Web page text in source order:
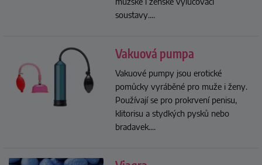
soustavy....
Vakuová pumpa
Vakuové pumpy jsou erotické
pomůcky vyráběné pro muže i ženy.
Používají se pro prokrvení penisu,
klitorisu a stydkých pysků nebo
bradavek....